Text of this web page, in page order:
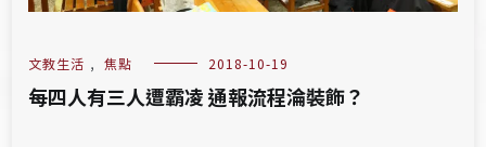
文教生活 , 焦點 2018-10-19
每四人有三人遭霸凌 通報流程淪裝飾？